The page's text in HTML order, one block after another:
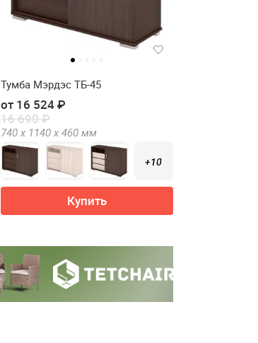
Тумба Мэрдэс ТБ-45
от 16 524 ₽
16 690 ₽
740 х 1140 х 460 мм
+10
Купить